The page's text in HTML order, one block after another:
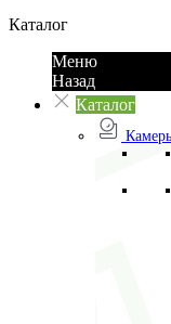
Каталог
Меню
Назад
Каталог